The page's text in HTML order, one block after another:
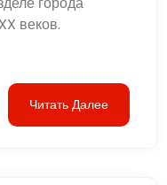
веков.
Читать Далее